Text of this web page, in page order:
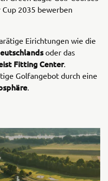
2035 bewerben
Eirichtungen wie die
oder das
Fitting Center.
Golfangebot durch eine
.